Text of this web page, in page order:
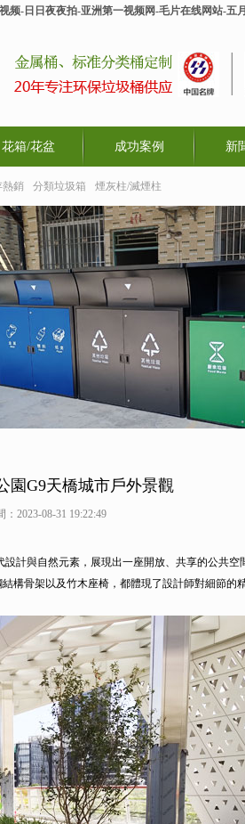
-日日夜夜拍-亚洲第一视频网-毛片在线网站-
花箱/花盆 成功案例 新
熱銷 分類垃圾箱 煙灰柱/滅煙柱
園G9天橋城市戶外景觀
：2023-08-31 19:22:49
計與自然元素，展現出一座開放、共享的公共空
構骨架以及竹木座椅，都體現了設計師對細節的